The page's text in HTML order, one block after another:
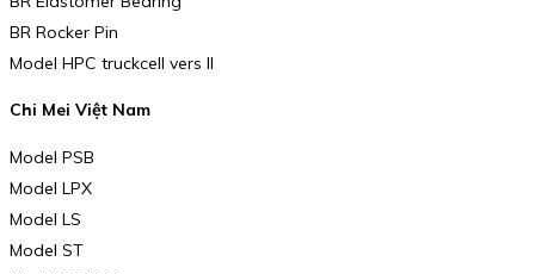
BR Rocker Pin
Model HPC truckcell vers II
Chi Mei Việt Nam
Model PSB
Model LPX
Model LS
Model ST